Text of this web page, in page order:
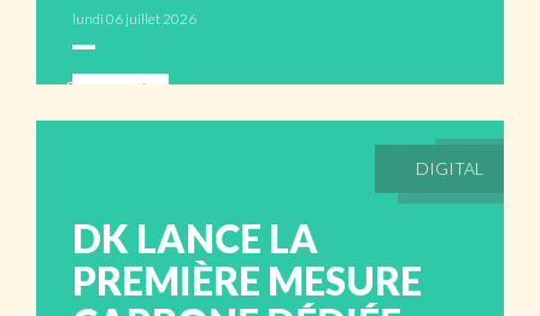
lundi 06 juillet 2026
ABONNÉS
DIGITAL
DK LANCE LA
PREMIÈRE MESURE